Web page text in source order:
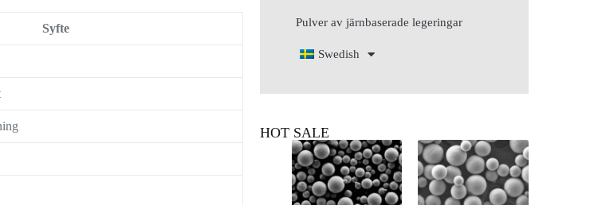
Syfte Pulver av järnbaserade legeringar
Swedish
HOT SALE